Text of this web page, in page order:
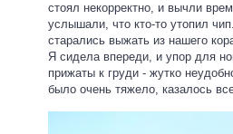
стоял некорректно, и вычли
услышали, что кто-то утопил
старались выжать из нашего
Я сидела впереди, и упор для
прижаты к груди - жутко
было очень тяжело, казалось